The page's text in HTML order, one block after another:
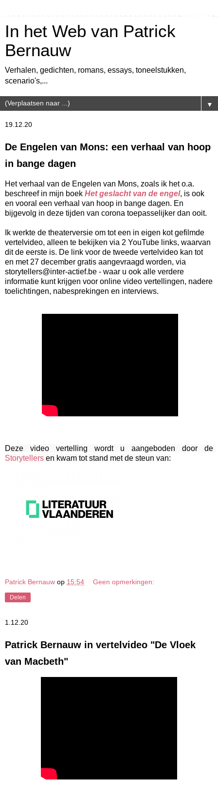
In het Web van Patrick
Bernauw
Verhalen, gedichten, romans, essays, toneelstukken,
scenario's,...
▼
19.12.20
De Engelen van Mons: een verhaal van hoop
in bange dagen
Het verhaal van de Engelen van Mons, zoals ik het o.a.
beschreef in mijn boek Het geslacht van de engel, is ook
en vooral een verhaal van hoop in bange dagen. En
bijgevolg in deze tijden van corona toepasselijker dan ooit.
Ik werkte de theaterversie om tot een in eigen kot gefilmde
vertelvideo, alleen te bekijken via 2 YouTube links, waarvan
dit de eerste is. De link voor de tweede vertelvideo kan tot
en met 27 december gratis aangevraagd worden, via
storytellers@inter-actief.be - waar u ook alle verdere
informatie kunt krijgen voor online video vertellingen, nadere
toelichtingen, nabesprekingen en interviews.
Storytellers en kwam tot stand met de steun van:
Patrick Bernauw op 15:54 Geen opmerkingen:
Delen
1.12.20
Patrick Bernauw in vertelvideo "De Vloek
van Macbeth"